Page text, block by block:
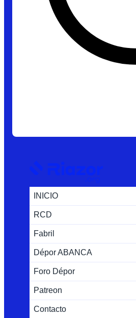
INICIO
RCD
Fabril
Dépor ABANCA
Foro Dépor
Patreon
Contacto